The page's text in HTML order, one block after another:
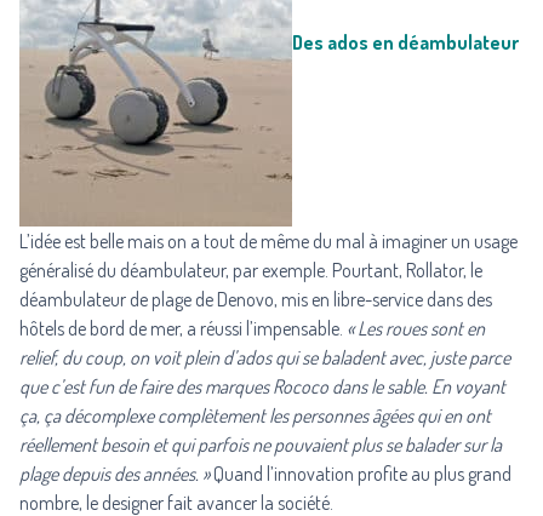
Des ados en déambulateur
L’idée est belle mais on a tout de même du mal à imaginer un usage
généralisé du déambulateur, par exemple. Pourtant, Rollator, le
déambulateur de plage de Denovo, mis en libre-service dans des
hôtels de bord de mer, a réussi l’impensable. « Les roues sont en
relief, du coup, on voit plein d’ados qui se baladent avec, juste parce
que c’est fun de faire des marques Rococo dans le sable. En voyant
ça, ça décomplexe complètement les personnes âgées qui en ont
réellement besoin et qui parfois ne pouvaient plus se balader sur la
plage depuis des années. »Quand l’innovation profite au plus grand
nombre, le designer fait avancer la société.